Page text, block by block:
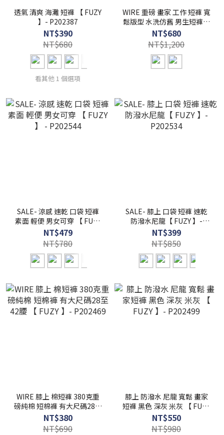
透氣 清爽 海灘 短褲 【 FUZY
】- P202387
NT$390
NT$680
看其他 1 個選項
WIRE 重磅 畫家 工作 短褲 寬
鬆版型 水洗仿舊 男生短褲【
FUZY 】- P202538
NT$680
NT$1,200
SALE- 涼感 速乾 口袋 短褲
素面 輕便 男女可穿 【 FUZY
】 - P202544
NT$479
NT$780
SALE- 膝上 口袋 短褲 速乾
防潑水尼龍【 FUZY 】-
P202534
NT$399
NT$850
WIRE 膝上 棉短褲 380克重
磅純棉 短棉褲 有大尺碼28至
42腰 【 FUZY 】- P202469
NT$380
NT$690
膝上 防潑水 尼龍 寬鬆 畫家
短褲 黑色 深灰 米灰 【 FUZY
】- P202499
NT$550
NT$980